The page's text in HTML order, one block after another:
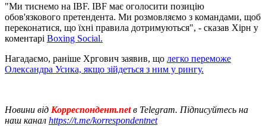
"Ми тиснемо на IBF. IBF має оголосити позицію
обов'язкового претендента. Ми розмовляємо з командами, щоб
переконатися, що їхні правила дотримуються", - сказав Хірн у
коментарі Boxing Social.
Нагадаємо, раніше Хргович заявив, що легко переможе
Олександра Усика, якщо зійдеться з ним у рингу.
Новини від Корреспондент.netв Telegram. Підписуйтесь на
наш канал https://t.me/korrespondentnet